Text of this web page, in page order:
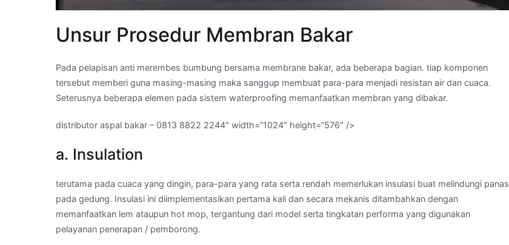
Unsur Prosedur Membran Bakar
Pada pelapisan anti merembes bumbung bersama membrane bakar, ada beberapa bagian. tiap komponen
tersebut memberi guna masing-masing maka sanggup membuat para-para menjadi resistan air dan cuaca.
Seterusnya beberapa elemen pada sistem waterproofing memanfaatkan membran yang dibakar.
distributor aspal bakar – 0813 8822 2244″ width=”1024″ height=”576″ />
a. Insulation
terutama pada cuaca yang dingin, para-para yang rata serta rendah memerlukan insulasi buat melindungi panas
pada gedung. Insulasi ini diimplementasikan pertama kali dan secara mekanis ditambahkan dengan
memanfaatkan lem ataupun hot mop, tergantung dari model serta tingkatan performa yang digunakan
pelayanan penerapan / pemborong.